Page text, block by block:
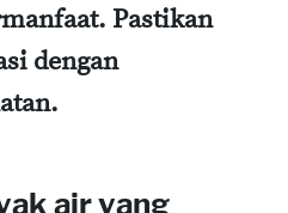
Pastikan
dengan
air yang